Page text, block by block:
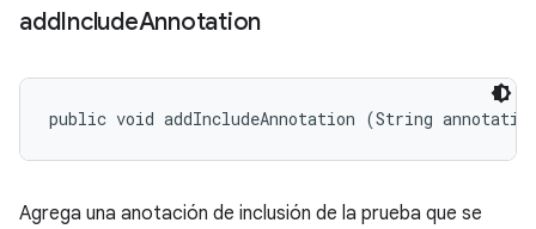
addIncludeAnnotation
public void addIncludeAnnotation (String
Agrega una anotación de inclusión de la prueba que se